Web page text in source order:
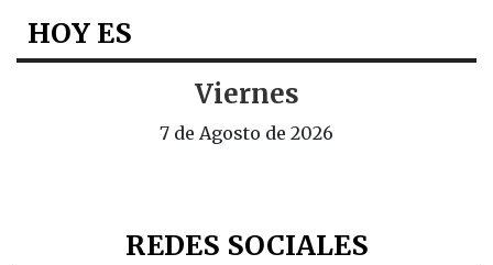
HOY ES
Viernes
7 de Agosto de 2026
REDES SOCIALES